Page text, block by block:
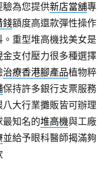
為您提供新店當舖專
錢額度高還款彈性操作
重型堆高機找美女是
支付壓力很多種選擇
治療香港腳產品植物粹
保持許多銀行支票服務
大行業攤販皆可辦理
知名的堆高機與工廠
並給予眼科醫師揭滿夠